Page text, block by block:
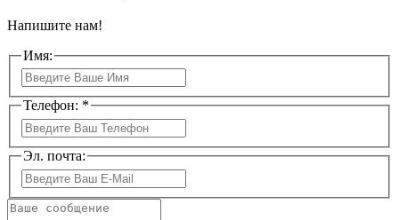
Напишите нам!
Имя:
Телефон: *
Эл. почта: